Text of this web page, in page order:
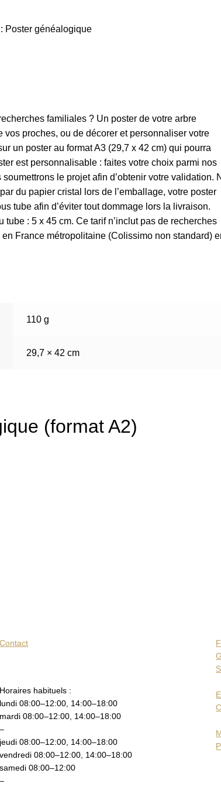
Poster généalogique
familiales ? Un poster de votre arbre
proches, ou de décorer et personnaliser votre
un poster au format A3 (29,7 x 42 cm) qui pourra
est personnalisable : faites votre choix parmi nos
le projet afin d’obtenir votre validation.
du papier cristal lors de l’emballage, votre poster
tube afin d’éviter tout dommage lors la livraison.
: 5 x 45 cm. Ce tarif n’inclut pas de recherches
France métropolitaine (Colissimo non standard)
110 g
29,7 × 42 cm
(format A2)
Contact
Horaires habituels :
lundi 08:00–12:00, 14:00–18:00
mardi 08:00–12:00, 14:00–18:00
–
jeudi 08:00–12:00, 14:00–18:00
vendredi 08:00–12:00, 14:00–18:00
samedi 08:00–12:00
–